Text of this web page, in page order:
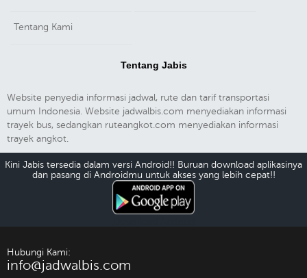
Tentang Kami
Tentang Jabis
Website penyedia informasi jadwal, rute dan tarif transportasi
umum Indonesia. Website jadwalbis.com menyediakan informasi
trayek bus, sedangkan ruteangkot.com menyediakan informasi
trayek angkot.
Kini Jabis tersedia dalam versi Android!! Buruan download aplikasinya
dan pasang di Androidmu untuk akses yang lebih cepat!!
Hubungi Kami:
info@jadwalbis.com